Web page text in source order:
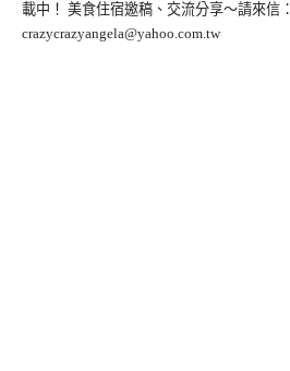
載中！ 美食住宿邀稿、交流分享～請來信：
crazycrazyangela@yahoo.com.tw